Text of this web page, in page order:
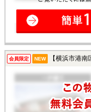
会員限定 NEW 【横浜市港